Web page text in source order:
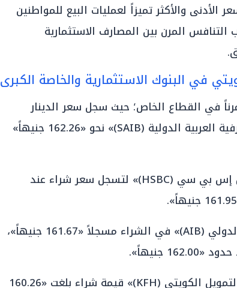
والأكثر تميزاً لعمليات البيع للمواطنين
التنافس المرن بين المصارف الاستثمارية
في البنوك الاستثمارية والخاصة الكبرى
في القطاع الخاص؛ حيث سجل سعر الدينار
الكويتي في «بنك الشركة المصرفية العربية الدولية (SAIB)» نحو «162.26 جنيهاً»
وجاءت المؤشرات في «بنك إتش إس بي سي (HSBC)» لتسجل سعر شراء عند
وتطابق معه «المصرف العربي الدولي (AIB)» في الشراء مسجلاً «161.67 جنيهاً»،
جنيهاً».
وسجلت التداولات في «بنك بيت التمويل الكويتي (KFH)» قيمة شراء بلغت «160.26